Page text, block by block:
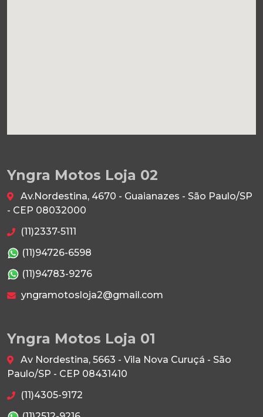
Yngra Motos Loja 02
Av.Nordestina, 4670 - Guaianazes - São Paulo/SP
- CEP 08032000
(11)2337-5111
(11)94726-6598
(11)94783-9276
yngramotosloja2@gmail.com
Yngra Motos Loja 01
Av Nordestina, 5663 - Vila Nova Curuçá - São
Paulo/SP - CEP 08431410
(11)4305-9172